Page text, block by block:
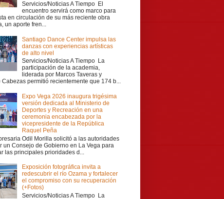
Servicios/Noticias A Tiempo El
encuentro servirá como marco para
en circulación de su más reciente obra
un aporte fren...
Santiago Dance Center impulsa las
danzas con experiencias artísticas
de alto nivel
Servicios/Noticias A Tiempo La
participación de la academia,
liderada por Marcos Taveras y
Cabezas permitió recientemente que 174 b...
Expo Vega 2026 inaugura trigésima
versión dedicada al Ministerio de
Deportes y Recreación en una
ceremonia encabezada por la
vicepresidente de la República
Raquel Peña
Odil Morilla solicitó a las autoridades
un Consejo de Gobierno en La Vega para
las principales prioridades d...
Exposición fotográfica invita a
redescubrir el río Ozama y fortalecer
el compromiso con su recuperación
(+Fotos)
Servicios/Noticias A Tiempo La